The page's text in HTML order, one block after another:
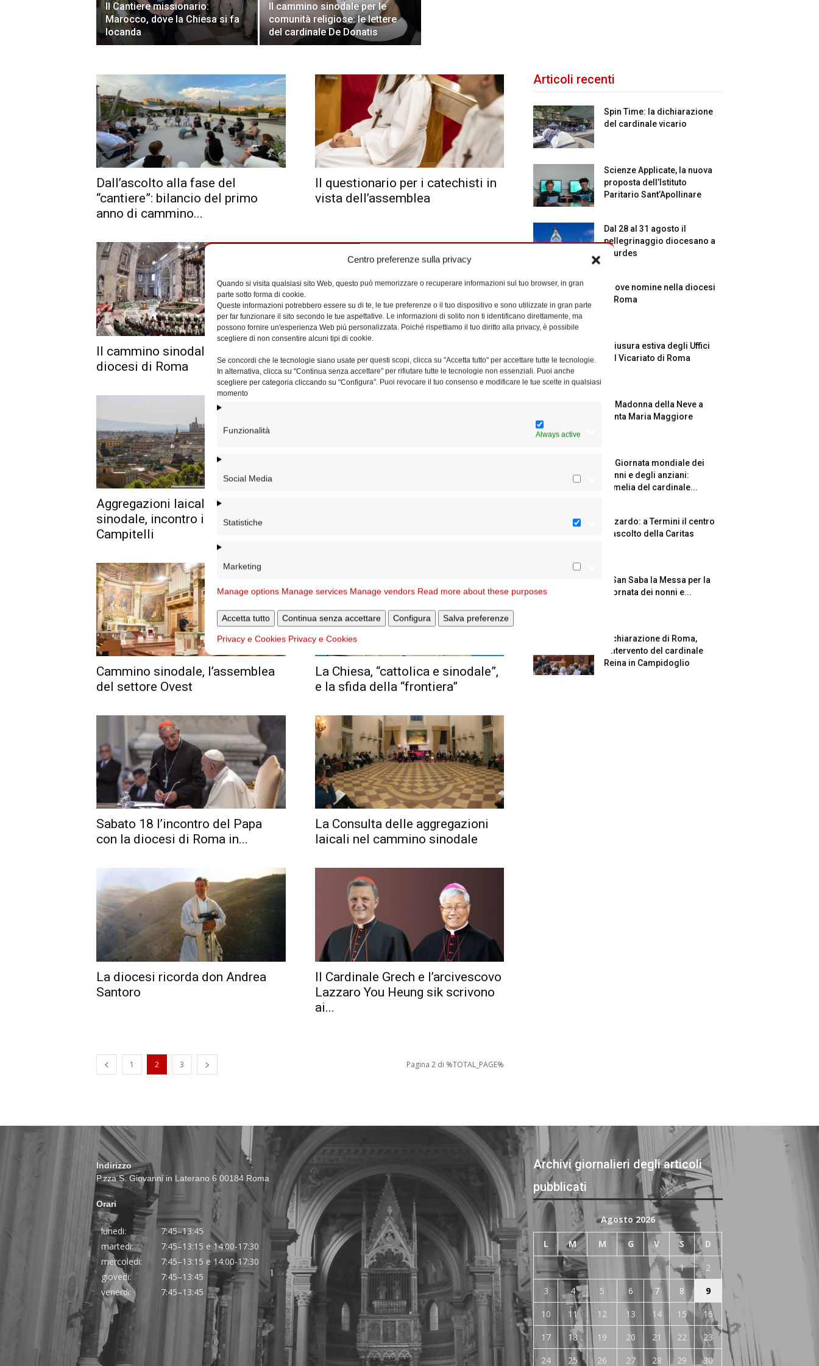
Centro preferenze sulla privacy
Quando si visita qualsiasi sito Web, questo può memorizzare o recuperare informazioni sul tuo browser, in gran
parte sotto forma di cookie.
Queste informazioni potrebbero essere su di te, le tue preferenze o il tuo dispositivo e sono utilizzate in gran parte
per far funzionare il sito secondo le tue aspettative. Le informazioni di solito non ti identificano direttamente, ma
possono fornire un'esperienza Web più personalizzata. Poiché rispettiamo il tuo diritto alla privacy, è possibile
scegliere di non consentire alcuni tipi di cookie.
Se concordi che le tecnologie siano usate per questi scopi, clicca su "Accetta tutto" per accettare tutte le tecnologie.
In alternativa, clicca su "Continua senza accettare" per rifiutare tutte le tecnologie non essenziali. Puoi anche
scegliere per categoria cliccando su "Configura". Puoi revocare il tuo consenso e modificare le tue scelte in qualsiasi
momento
Funzionalità Always active
Social Media
Statistiche
Marketing
Manage options Manage services Manage vendors Read more about these purposes
Accetta tutto Continua senza accettare Configura Salva preferenze
Privacy e Cookies Privacy e Cookies
Il Cantiere missionario:
Marocco, dove la Chiesa si fa
locanda
Il cammino sinodale per le
comunità religiose: le lettere
del cardinale De Donatis
Dall’ascolto alla fase del
“cantiere”: bilancio del primo
anno di cammino...
Il questionario per i catechisti in
vista dell’assemblea
Il cammino sinodale nella
diocesi di Roma
incontri nei settori
Aggregazioni laicali e cammino
sinodale, incontro il 19 a
Campitelli
Cammino sinodale, l’assemblea
del settore Ovest
La Chiesa, “cattolica e sinodale”,
e la sfida della “frontiera”
Sabato 18 l’incontro del Papa
con la diocesi di Roma in...
La Consulta delle aggregazioni
laicali nel cammino sinodale
La diocesi ricorda don Andrea
Santoro
Il Cardinale Grech e l’arcivescovo
Lazzaro You Heung sik scrivono
ai...
1 2 3 Pagina 2 di %TOTAL_PAGE%
Articoli recenti
Spin Time: la dichiarazione
del cardinale vicario
Scienze Applicate, la nuova
proposta dell’Istituto
Paritario Sant’Apollinare
Dal 28 al 31 agosto il
pellegrinaggio diocesano a
Lourdes
Nuove nomine nella diocesi
di Roma
Chiusura estiva degli Uffici
del Vicariato di Roma
La Madonna della Neve a
Santa Maria Maggiore
La Giornata mondiale dei
nonni e degli anziani:
l’omelia del cardinale...
Azzardo: a Termini il centro
d’ascolto della Caritas
A San Saba la Messa per la
Giornata dei nonni e...
Dichiarazione di Roma,
l’intervento del cardinale
Reina in Campidoglio
Indirizzo
P.zza S. Giovanni in Laterano 6 00184 Roma
Orari
lunedi:
7:45–13:45
martedi:
7:45–13:15 e 14:00-17:30
mercoledi:
7:45–13:15 e 14:00-17:30
giovedi:
7:45–13:45
venerdi:
7:45–13:45
Archivi giornalieri degli articoli
pubblicati
Agosto 2026
L M M G V S D
1
2
3
4 5 6 7 8
9
10
11 12 13 14 15
16
17
18 19 20 21 22
23
24
25 26 27 28 29 30